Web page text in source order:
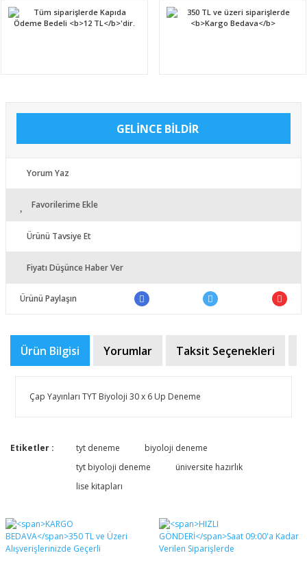
GELİNCE BİLDİR
Yorum Yaz
Favorilerime Ekle
Ürünü Tavsiye Et
Fiyatı Düşünce Haber Ver
Ürünü Paylaşın
Ürün Bilgisi Yorumlar Taksit Seçenekleri
Çap Yayınları TYT Biyoloji 30 x 6 Up Deneme
diğer konularda yetersiz gördüğünüz noktaları öneri
formunu kullanarak tarafımıza iletebilirsiniz.
Ürün açıklamasında eksik bilgiler bulunuyor.
Ürün bilgilerinde hatalar bulunuyor.
Etiketler : tyt deneme
biyoloji deneme
tyt biyoloji deneme
üniversite hazırlık
lise kitapları